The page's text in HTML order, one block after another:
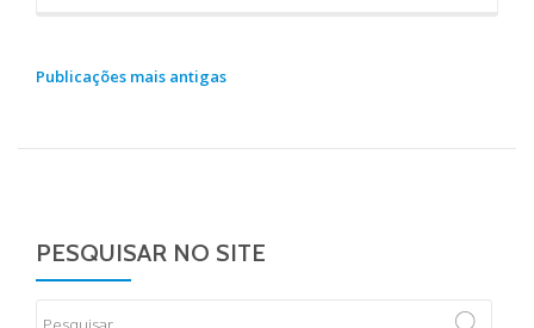
NAVEGAÇÃO
Publicações mais antigas
PESQUISAR NO SITE